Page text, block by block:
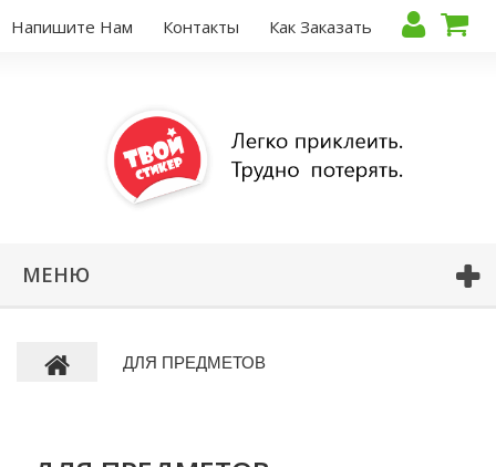
Напишите Нам Контакты Как Заказать
МЕНЮ
ДЛЯ ПРЕДМЕТОВ